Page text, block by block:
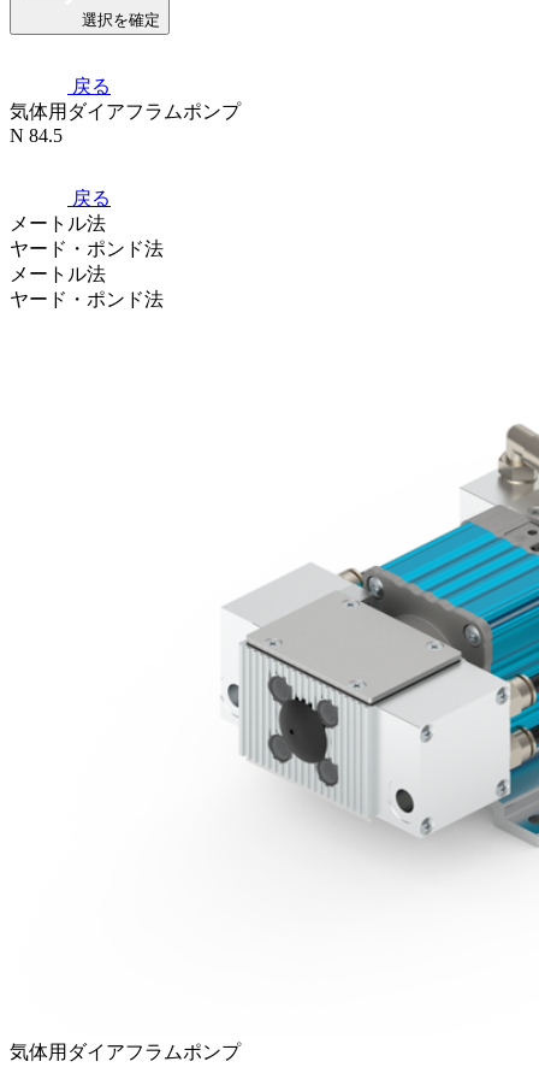
選択を確定
戻る
気体用ダイアフラムポンプ
N 84.5
戻る
メートル法
ヤード・ポンド法
メートル法
ヤード・ポンド法
気体用ダイアフラムポンプ